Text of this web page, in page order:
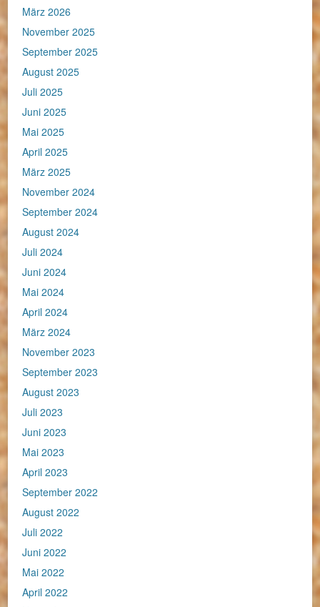
März 2026
November 2025
September 2025
August 2025
Juli 2025
Juni 2025
Mai 2025
April 2025
März 2025
November 2024
September 2024
August 2024
Juli 2024
Juni 2024
Mai 2024
April 2024
März 2024
November 2023
September 2023
August 2023
Juli 2023
Juni 2023
Mai 2023
April 2023
September 2022
August 2022
Juli 2022
Juni 2022
Mai 2022
April 2022